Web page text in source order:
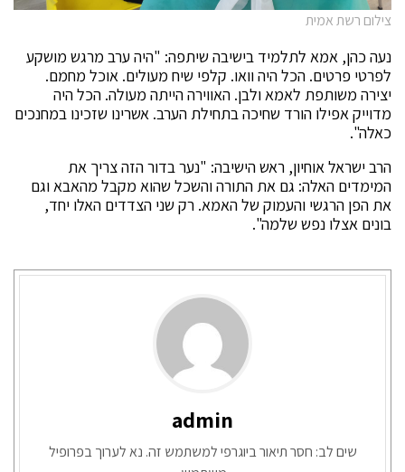
צילום רשת אמית
נעה כהן, אמא לתלמיד בישיבה שיתפה: "היה ערב מרגש מושקע
לפרטי פרטים. הכל היה וואו. קלפי שיח מעולים. אוכל מחמם.
יצירה משותפת לאמא ולבן. האווירה הייתה מעולה. הכל היה
מדוייק אפילו הורד שחיכה בתחילת הערב. אשרינו שזכינו במחנכים
כאלה".
הרב ישראל אוחיון, ראש הישיבה: "נער בדור הזה צריך את
המימדים האלה: גם את התורה והשכל שהוא מקבל מהאבא וגם
את הפן הרגשי והעמוק של האמא. רק שני הצדדים האלו יחד,
בונים אצלו נפש שלמה".
admin
שים לב: חסר תיאור ביוגרפי למשתמש זה. נא לערוך בפרופיל